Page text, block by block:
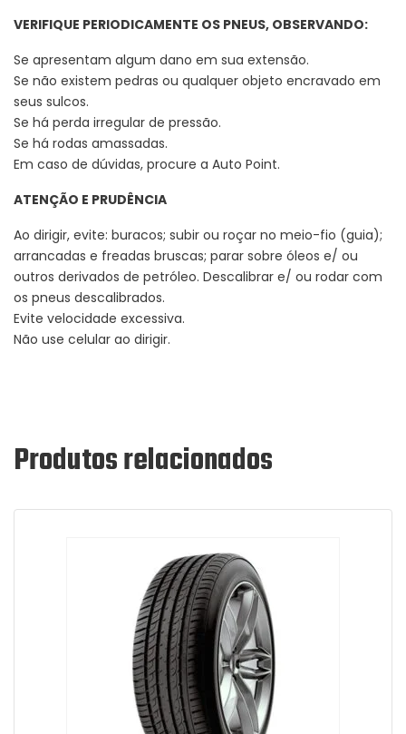
VERIFIQUE PERIODICAMENTE OS PNEUS, OBSERVANDO:
Se apresentam algum dano em sua extensão.
Se não existem pedras ou qualquer objeto encravado em
seus sulcos.
Se há perda irregular de pressão.
Se há rodas amassadas.
Em caso de dúvidas, procure a Auto Point.
ATENÇÃO E PRUDÊNCIA
Ao dirigir, evite: buracos; subir ou roçar no meio-fio (guia);
arrancadas e freadas bruscas; parar sobre óleos e/ ou
outros derivados de petróleo. Descalibrar e/ ou rodar com
os pneus descalibrados.
Evite velocidade excessiva.
Não use celular ao dirigir.
Produtos relacionados